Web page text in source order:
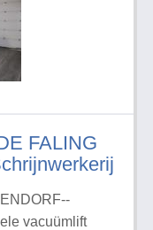
FALING
vacuümlift